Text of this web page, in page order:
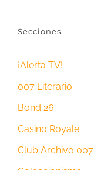
Secciones
¡Alerta TV!
007 Literario
Bond 26
Casino Royale
Club Archivo 007